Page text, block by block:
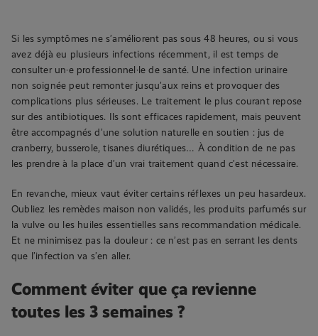
Si les symptômes ne s’améliorent pas sous 48 heures, ou si vous
avez déjà eu plusieurs infections récemment, il est temps de
consulter un·e professionnel·le de santé. Une infection urinaire
non soignée peut remonter jusqu’aux reins et provoquer des
complications plus sérieuses. Le traitement le plus courant repose
sur des antibiotiques. Ils sont efficaces rapidement, mais peuvent
être accompagnés d’une solution naturelle en soutien : jus de
cranberry, busserole, tisanes diurétiques… À condition de ne pas
les prendre à la place d’un vrai traitement quand c’est nécessaire.
En revanche, mieux vaut éviter certains réflexes un peu hasardeux.
Oubliez les remèdes maison non validés, les produits parfumés sur
la vulve ou les huiles essentielles sans recommandation médicale.
Et ne minimisez pas la douleur : ce n’est pas en serrant les dents
que l’infection va s’en aller.
Comment éviter que ça revienne
toutes les 3 semaines ?